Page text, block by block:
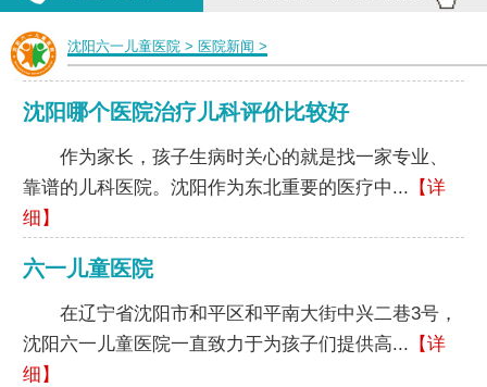
沈阳六一儿童医院> 医院新闻 >
沈阳哪个医院治疗儿科评价比较好
作为家长，孩子生病时关心的就是找一家专业、
靠谱的儿科医院。沈阳作为东北重要的医疗中... 【详
细】
六一儿童医院
在辽宁省沈阳市和平区和平南大街中兴二巷3号，
沈阳六一儿童医院一直致力于为孩子们提供高... 【详
细】